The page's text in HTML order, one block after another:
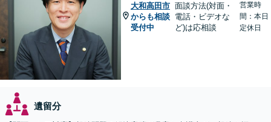
大和高田市
からも相談
受付中
面談方法(対面・
電話・ビデオな
ど)は応相談
営業時
間：本日
定休日
遺留分